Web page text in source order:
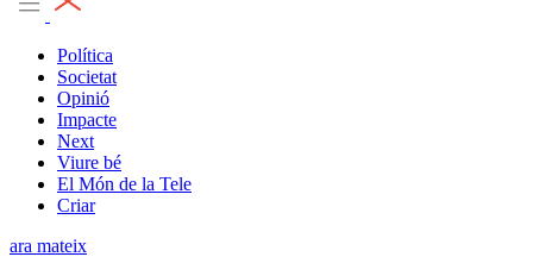
Política
Societat
Opinió
Impacte
Next
Viure bé
El Món de la Tele
Criar
ara mateix